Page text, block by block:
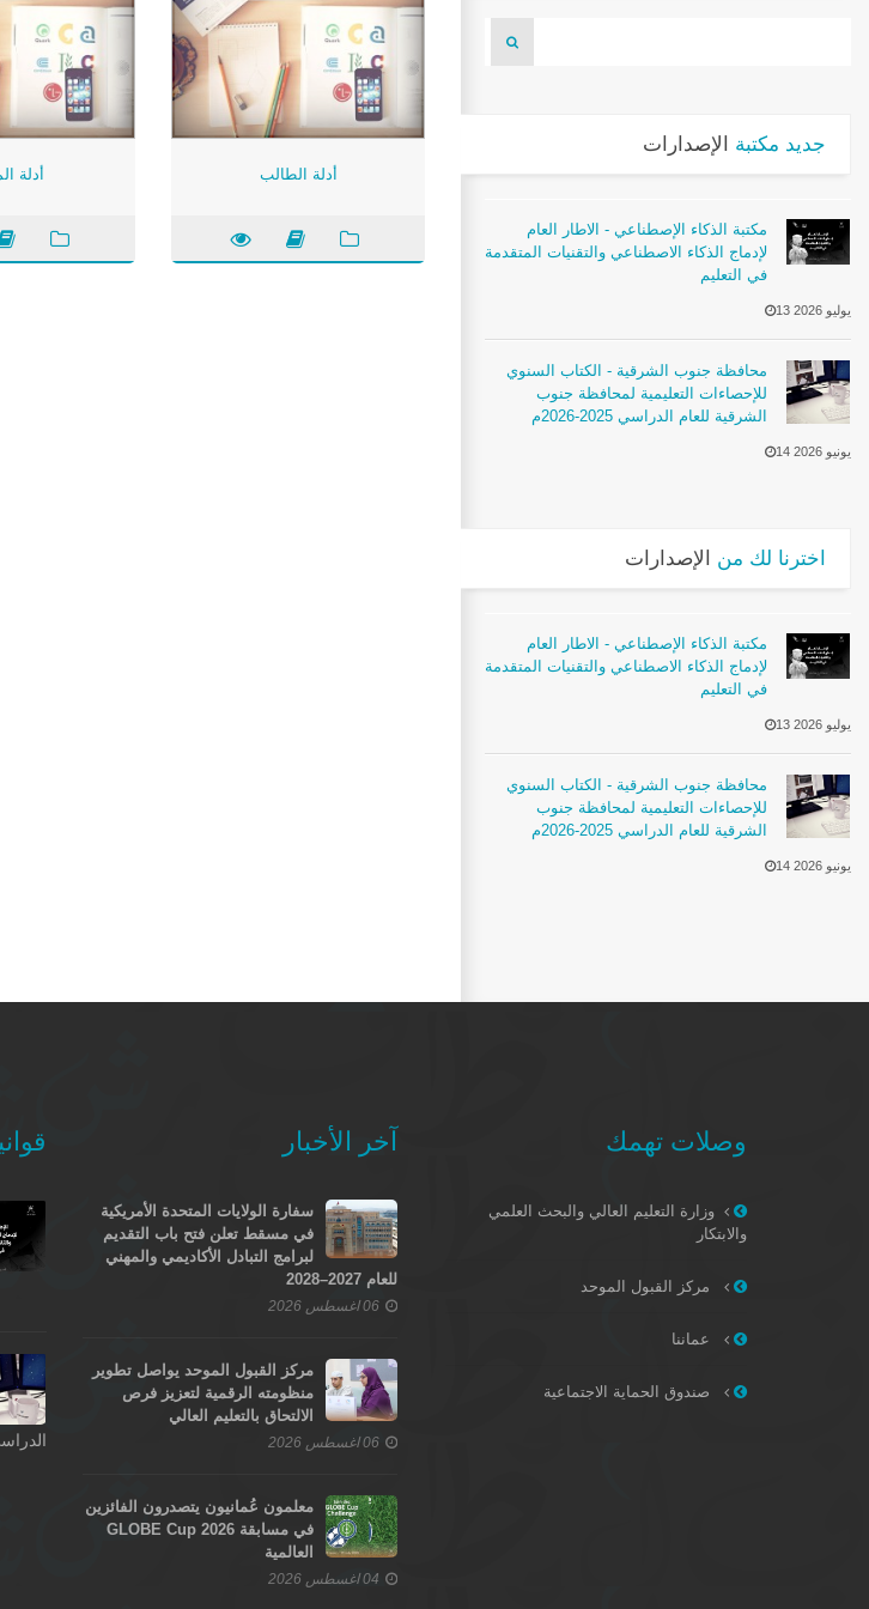
أدلة الطالب أدلة
جديد مكتبة الإصدارات
مكتبة الذكاء الإصطناعي - الاطار العام
لإدماج الذكاء الاصطناعي والتقنيات المتقدمة
في التعليم
13 يوليو 2026
محافظة جنوب الشرقية - الكتاب السنوي
للإحصاءات التعليمية لمحافظة جنوب
الشرقية للعام الدراسي 2025-2026م
14 يونيو 2026
اخترنا لك من الإصدارات
مكتبة الذكاء الإصطناعي - الاطار العام
لإدماج الذكاء الاصطناعي والتقنيات المتقدمة
في التعليم
13 يوليو 2026
محافظة جنوب الشرقية - الكتاب السنوي
للإحصاءات التعليمية لمحافظة جنوب
الشرقية للعام الدراسي 2025-2026م
14 يونيو 2026
وصلات تهمك
وزارة التعليم العالي والبحث العلمي
والابتكار
مركز القبول الموحد
عماننا
صندوق الحماية الاجتماعية
آخر الأخبار
سفارة الولايات المتحدة الأمريكية
في مسقط تعلن فتح باب التقديم
لبرامج التبادل الأكاديمي والمهني
للعام 2027–2028
06 اغسطس 2026
مركز القبول الموحد يواصل تطوير
منظومته الرقمية لتعزيز فرص
الالتحاق بالتعليم العالي
06 اغسطس 2026
معلمون عُمانيون يتصدرون الفائزين
في مسابقة GLOBE Cup 2026
العالمية
04 اغسطس 2026
الدراسي 2025-